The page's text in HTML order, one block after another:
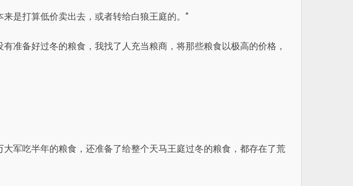
是打算低价卖出去，或者转给白狼王庭的。”
准备好过冬的粮食，我找了人充当粮商，将那些粮食以极高的价格，
军吃半年的粮食，还准备了给整个天马王庭过冬的粮食，都存在了荒